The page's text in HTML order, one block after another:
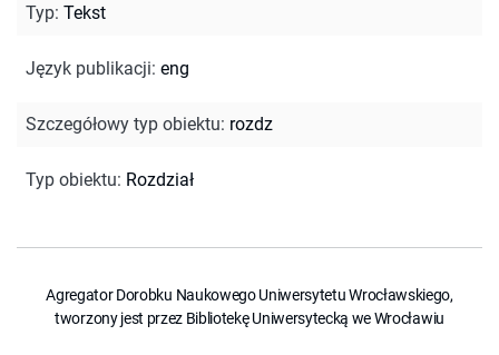
Typ: Tekst
Język publikacji: eng
Szczegółowy typ obiektu: rozdz
Typ obiektu: Rozdział
Agregator Dorobku Naukowego Uniwersytetu Wrocławskiego,
tworzony jest przez Bibliotekę Uniwersytecką we Wrocławiu